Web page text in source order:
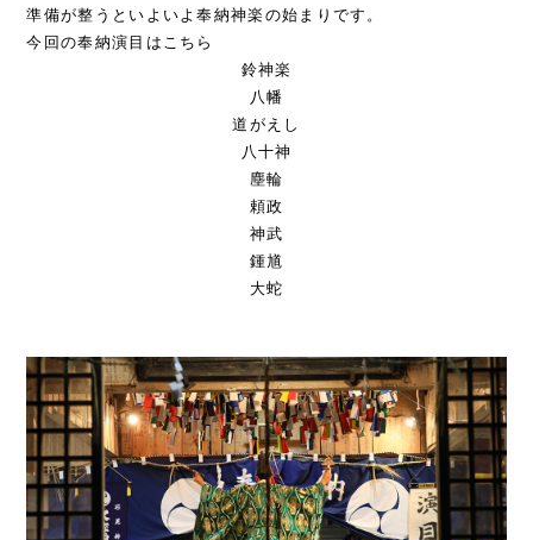
準備が整うといよいよ奉納神楽の始まりです。
今回の奉納演目はこちら
鈴神楽
八幡
道がえし
八十神
塵輪
頼政
神武
鍾馗
大蛇